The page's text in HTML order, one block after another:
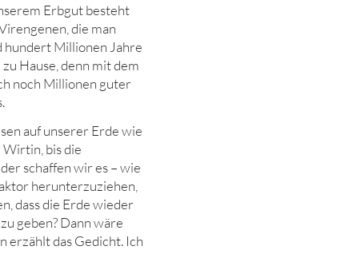
Erbgut besteht
die man
hundert Millionen Jahre
Hause, denn mit dem
noch Millionen guter
auf unserer Erde wie
bis die
schaffen wir es – wie
herunterzuziehen,
dass die Erde wieder
geben? Dann wäre
erzählt das Gedicht. Ich